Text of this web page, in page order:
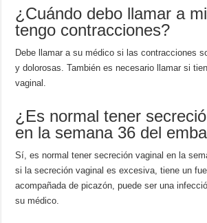
¿Cuándo debo llamar a
tengo contracciones?
Debe llamar a su médico si las contracciones
y dolorosas. También es necesario llamar si
vaginal.
¿Es normal tener
en la semana 36 del
Sí, es normal tener secreción vaginal en la
si la secreción vaginal es excesiva, tiene un
acompañada de picazón, puede ser una
su médico.